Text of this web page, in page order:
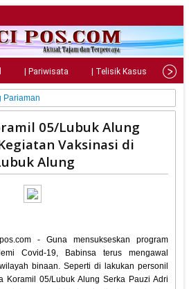
| Pariwisata | Telisik Kasus |
Pariaman
05/Lubuk Alung
Vaksinasi di
Alung
- Guna mensukseskan program
Covid-19, Babinsa terus mengawal
binaan. Seperti di lakukan personil
Koramil 05/Lubuk Alung Serka Pauzi Adri